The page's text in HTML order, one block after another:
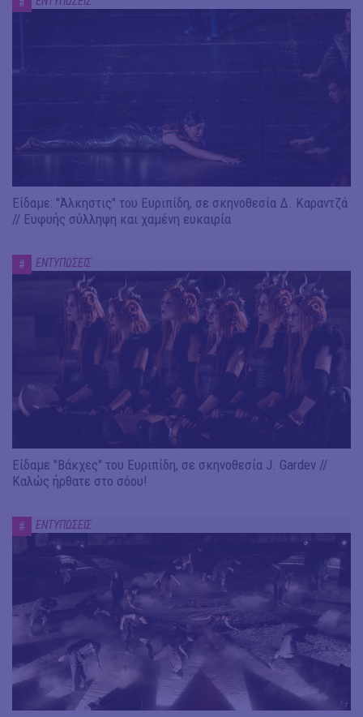
#
Είδαμε: "Άλκηστις" του Ευριπίδη, σε σκηνοθεσία Δ. Καραντζά
// Ευφυής σύλληψη και χαμένη ευκαιρία
# ΕΝΤΥΠΩΣΕΙΣ
Είδαμε "Βάκχες" του Ευριπίδη, σε σκηνοθεσία J. Gardev //
Καλώς ήρθατε στο σόου!
# ΕΝΤΥΠΩΣΕΙΣ